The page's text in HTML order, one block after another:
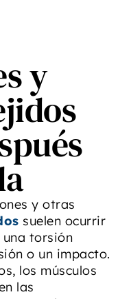
y
y otras
suelen ocurrir
torsión
o un impacto.
los músculos
las